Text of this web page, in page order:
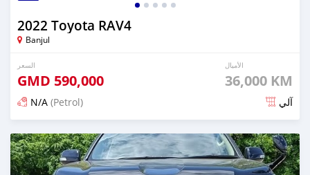
2022 Toyota RAV4
Banjul
السعر
GMD 590,000
الأميال
36,000 KM
N/A (Petrol) آلي
تم النشر منذ 12 يوم مضت